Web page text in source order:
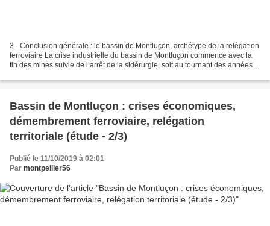
3 - Conclusion générale : le bassin de Montluçon, archétype de la relégation
ferroviaire La crise industrielle du bassin de Montluçon commence avec la
fin des mines suivie de l’arrêt de la sidérurgie, soit au tournant des années
Bassin de Montluçon : crises économiques,
démembrement ferroviaire, relégation
territoriale (étude - 2/3)
Publié le 11/10/2019 à 02:01
Par montpellier56